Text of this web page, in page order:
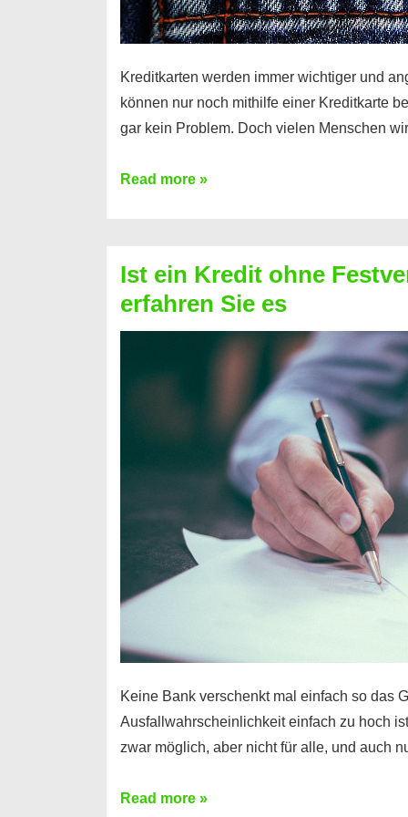
Kreditkarten werden immer wichtiger und
können nur noch mithilfe einer Kreditkarte
gar kein Problem. Doch vielen Menschen
Kreditkarte
Prepaid
ist
nicht
Read more »
Ist ein Kredit ohne
erfahren Sie es
Keine Bank verschenkt mal einfach so das
Ausfallwahrscheinlichkeit einfach zu hoch
zwar möglich, aber nicht für alle, und auch
Ist
Read more »